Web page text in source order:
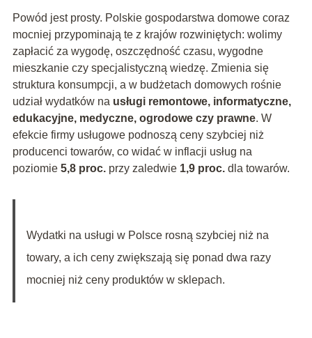
Powód jest prosty. Polskie gospodarstwa domowe coraz
mocniej przypominają te z krajów rozwiniętych: wolimy
zapłacić za wygodę, oszczędność czasu, wygodne
mieszkanie czy specjalistyczną wiedzę. Zmienia się
struktura konsumpcji, a w budżetach domowych rośnie
udział wydatków na usługi remontowe, informatyczne,
edukacyjne, medyczne, ogrodowe czy prawne. W
efekcie firmy usługowe podnoszą ceny szybciej niż
producenci towarów, co widać w inflacji usług na
poziomie 5,8 proc.przy zaledwie 1,9 proc.dla towarów.
Wydatki na usługi w Polsce rosną szybciej niż na
towary, a ich ceny zwiększają się ponad dwa razy
mocniej niż ceny produktów w sklepach.